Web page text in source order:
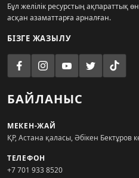
Бұл желілік ресурстың ақпараттық
асқан азаматтарға арналған.
БІЗГЕ ЖАЗЫЛУ
БАЙЛАНЫС
МЕКЕН-ЖАЙ
ҚР, Астана қаласы, Әбікен Бектұров
ТЕЛЕФОН
+7 701 933 8520